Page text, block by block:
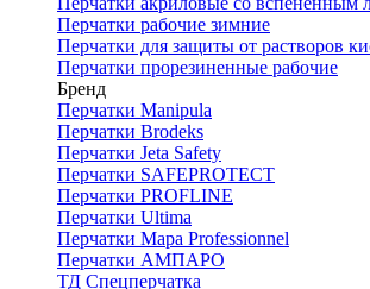
Перчатки рабочие зимние
Перчатки для защиты от растворов
Перчатки прорезиненные рабочие
Бренд
Перчатки Manipula
Перчатки Brodeks
Перчатки Jeta Safety
Перчатки SAFEPROTECT
Перчатки PROFLINE
Перчатки Ultima
Перчатки Мара Professionnel
Перчатки АМПАРО
ТД Спецперчатка